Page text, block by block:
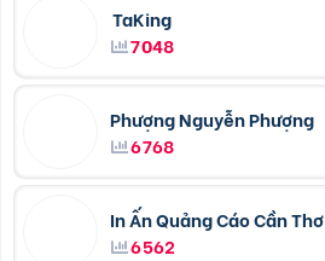
TaKing
7048
Phượng Nguyễn Phượng
6768
In Ấn Quảng Cáo Cần Thơ
6562